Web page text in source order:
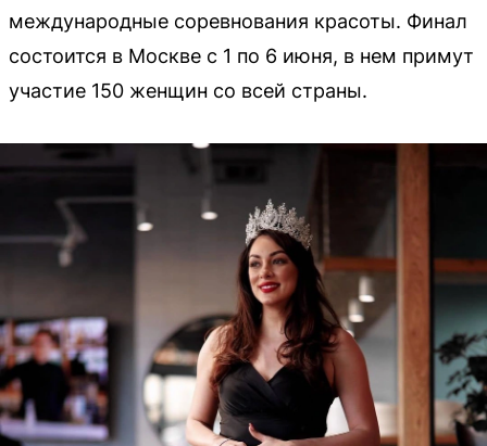
международные соревнования красоты. Финал
состоится в Москве с 1 по 6 июня, в нем примут
участие 150 женщин со всей страны.